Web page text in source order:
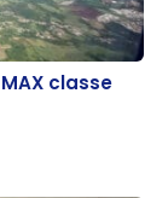
classe
classe